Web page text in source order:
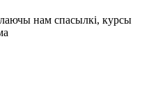
нам спасылкі, курсы